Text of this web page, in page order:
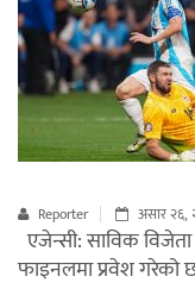
Reporter असार २६,
एजेन्सी: साविक
फाइनलमा प्रवेश गरेको